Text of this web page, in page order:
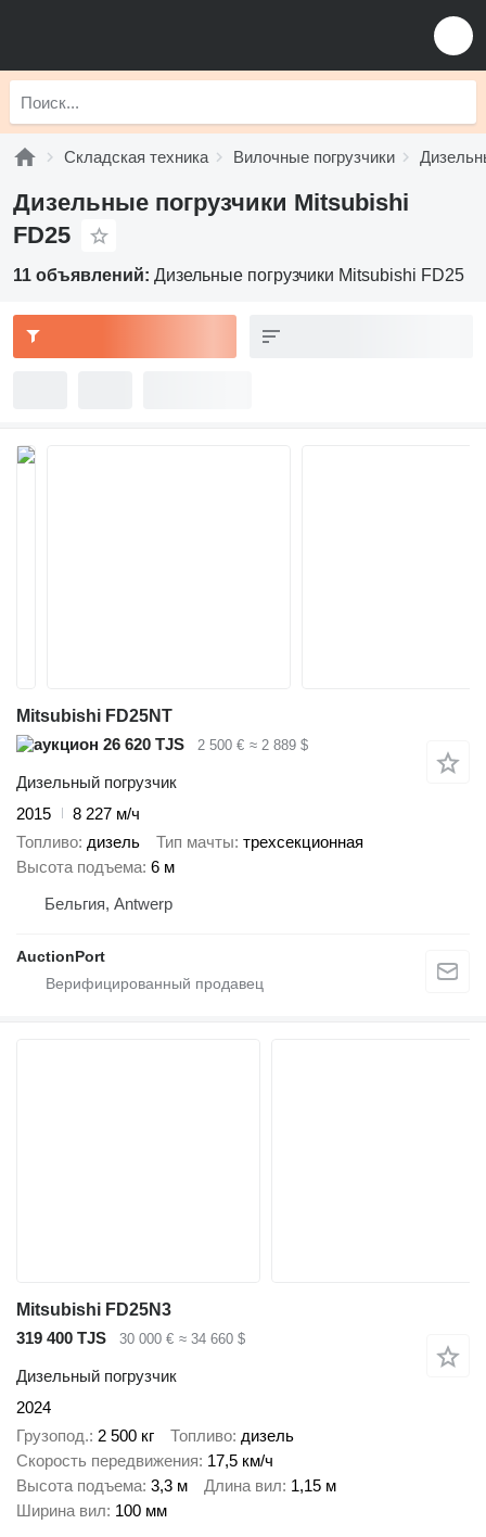
Складская техника Вилочные погрузчики
Дизельные погрузчики Mitsubishi
FD25
11 объявлений: Дизельные погрузчики Mitsubishi FD25
Mitsubishi FD25NT
26 620 TJS
2 500 € ≈ 2 889 $
Дизельный погрузчик
2015
8 227 м/ч
Топливо дизель Тип мачты трехсекционная
Высота подъема 6 м
Бельгия, Antwerp
AuctionPort
Mitsubishi FD25N3
319 400 TJS
30 000 € ≈ 34 660 $
Дизельный погрузчик
2024
Грузопод. 2 500 кг Топливо дизель
Скорость передвижения 17,5 км/ч
Высота подъема 3,3 м Длина вил 1,15 м
Ширина вил 100 мм